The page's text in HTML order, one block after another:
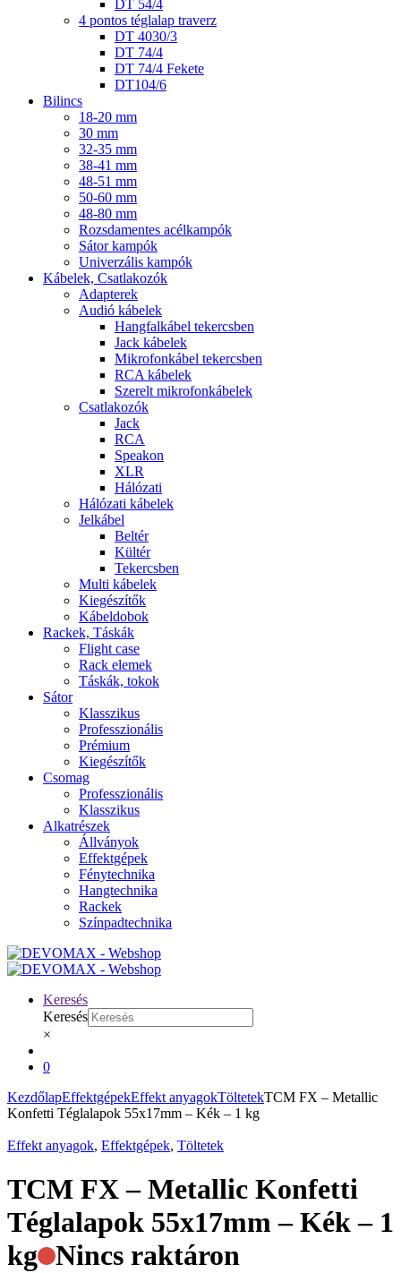
DT 54/4
4 pontos téglalap traverz
DT 4030/3
DT 74/4
DT 74/4 Fekete
DT104/6
Bilincs
18-20 mm
30 mm
32-35 mm
38-41 mm
48-51 mm
50-60 mm
48-80 mm
Rozsdamentes acélkampók
Sátor kampók
Univerzális kampók
Kábelek, Csatlakozók
Adapterek
Audió kábelek
Hangfalkábel tekercsben
Jack kábelek
Mikrofonkábel tekercsben
RCA kábelek
Szerelt mikrofonkábelek
Csatlakozók
Jack
RCA
Speakon
XLR
Hálózati
Hálózati kábelek
Jelkábel
Beltér
Kültér
Tekercsben
Multi kábelek
Kiegészítők
Kábeldobok
Rackek, Táskák
Flight case
Rack elemek
Táskák, tokok
Sátor
Klasszikus
Professzionális
Prémium
Kiegészítők
Csomag
Professzionális
Klasszikus
Alkatrészek
Állványok
Effektgépek
Fénytechnika
Hangtechnika
Rackek
Színpadtechnika
Keresés
Keresés
×
0
KezdőlapEffektgépekEffekt anyagokTöltetekTCM FX – Metallic
Konfetti Téglalapok 55x17mm – Kék – 1 kg
Effekt anyagok, Effektgépek, Töltetek
TCM FX – Metallic Konfetti
Téglalapok 55x17mm – Kék – 1
kg Nincs raktáron